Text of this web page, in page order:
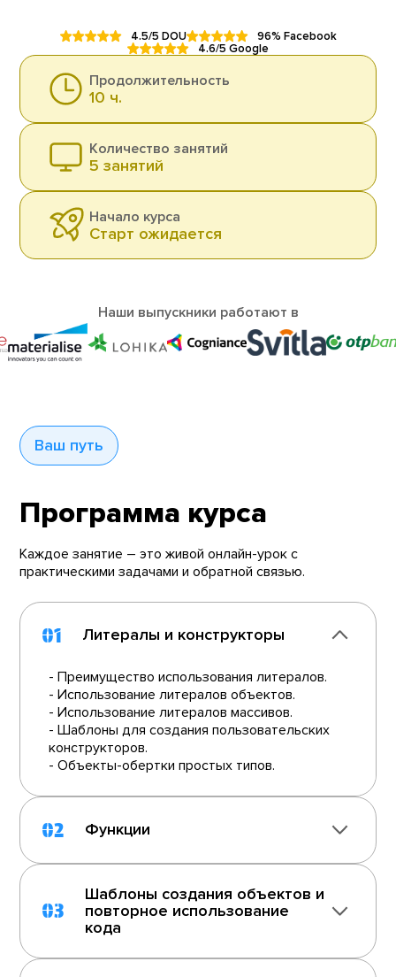
4.5/5 DOU
96% Facebook
4.6/5 Google
Продолжительность
10 ч.
Количество занятий
5 занятий
Начало курса
Старт ожидается
Наши выпускники работают в
Ваш путь
Программа курса
Каждое занятие – это живой онлайн-урок с
практическими задачами и обратной связью.
01 Литералы и конструкторы
- Преимущество использования литералов.
- Использование литералов объектов.
- Использование литералов массивов.
- Шаблоны для создания пользовательских
конструкторов.
- Объекты-обертки простых типов.
02 Функции
03
Шаблоны создания объектов и
повторное использование
кода